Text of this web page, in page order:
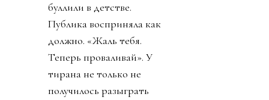
буллили в детстве.
Публика восприняла как
должно. «Жаль тебя.
Теперь проваливай». У
тирана не только не
получилось разыграть